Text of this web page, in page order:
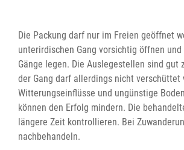
Die Packung darf nur im Freien geöffnet
unterirdischen Gang vorsichtig öffnen
Gänge legen. Die Auslegestellen sind gut
der Gang darf allerdings nicht verschüttet
Witterungseinflüsse und ungünstige
können den Erfolg mindern. Die
längere Zeit kontrollieren. Bei
nachbehandeln.